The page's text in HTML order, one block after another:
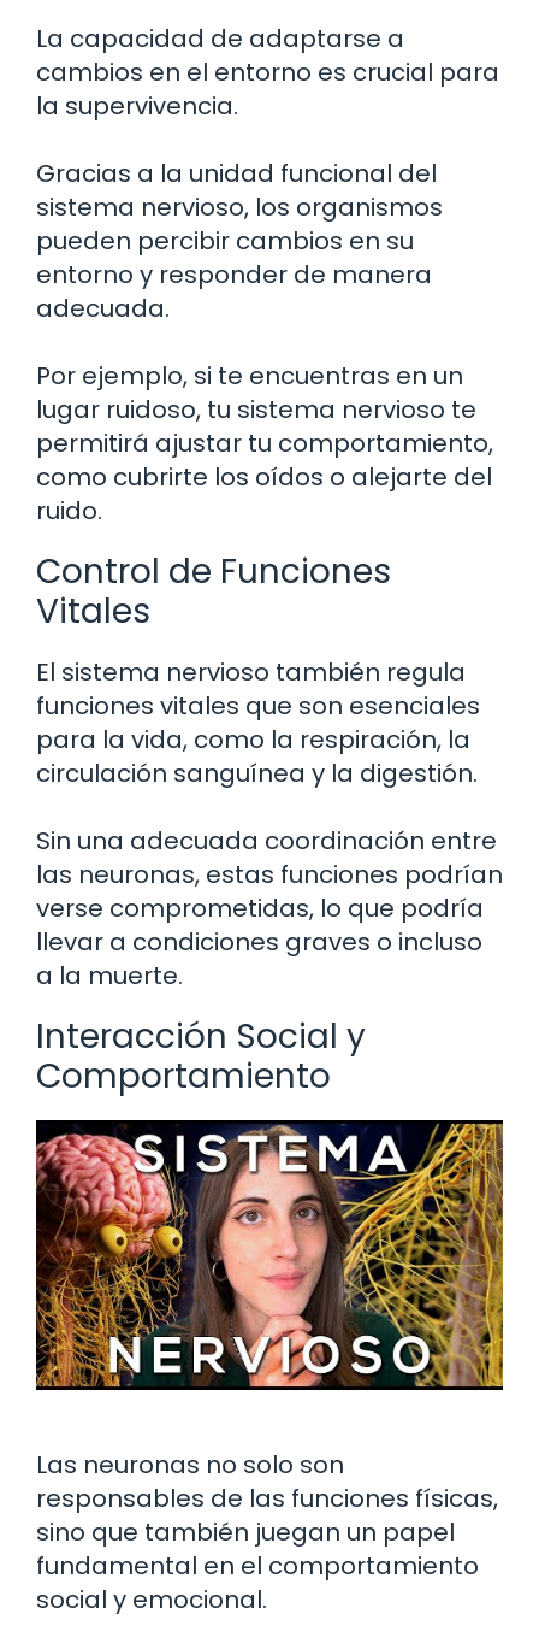
La capacidad de adaptarse a
cambios en el entorno es crucial para
la supervivencia.
Gracias a la unidad funcional del
sistema nervioso, los organismos
pueden percibir cambios en su
entorno y responder de manera
adecuada.
Por ejemplo, si te encuentras en un
lugar ruidoso, tu sistema nervioso te
permitirá ajustar tu comportamiento,
como cubrirte los oídos o alejarte del
ruido.
Control de Funciones
Vitales
El sistema nervioso también regula
funciones vitales que son esenciales
para la vida, como la respiración, la
circulación sanguínea y la digestión.
Sin una adecuada coordinación entre
las neuronas, estas funciones podrían
verse comprometidas, lo que podría
llevar a condiciones graves o incluso
a la muerte.
Interacción Social y
Comportamiento
Las neuronas no solo son
responsables de las funciones físicas,
sino que también juegan un papel
fundamental en el comportamiento
social y emocional.